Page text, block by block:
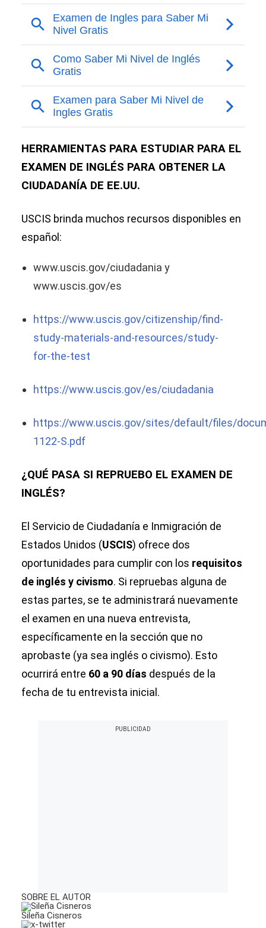
HERRAMIENTAS PARA ESTUDIAR PARA EL
EXAMEN DE INGLÉS PARA OBTENER LA
CIUDADANÍA DE EE.UU.
USCIS brinda muchos recursos disponibles en
español:
www.uscis.gov/ciudadania y
www.uscis.gov/es
https://www.uscis.gov/citizenship/find-
study-materials-and-resources/study-
for-the-test
https://www.uscis.gov/es/ciudadania
https://www.uscis.gov/sites/default/files/
1122-S.pdf
¿QUÉ PASA SI REPRUEBO EL EXAMEN DE
INGLÉS?
El Servicio de Ciudadanía e Inmigración de
Estados Unidos (USCIS) ofrece dos
oportunidades para cumplir con los requisitos
de inglés y civismo. Si repruebas alguna de
estas partes, se te administrará nuevamente
el examen en una nueva entrevista,
específicamente en la sección que no
aprobaste (ya sea inglés o civismo). Esto
ocurrirá entre 60 a 90 días después de la
fecha de tu entrevista inicial.
SOBRE EL AUTOR
Sileña Cisneros